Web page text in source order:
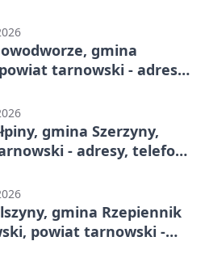
gmina
tarnowski - adresy,
gmina Szerzyny,
- adresy, telefony,
gmina Rzepiennik
powiat tarnowski -